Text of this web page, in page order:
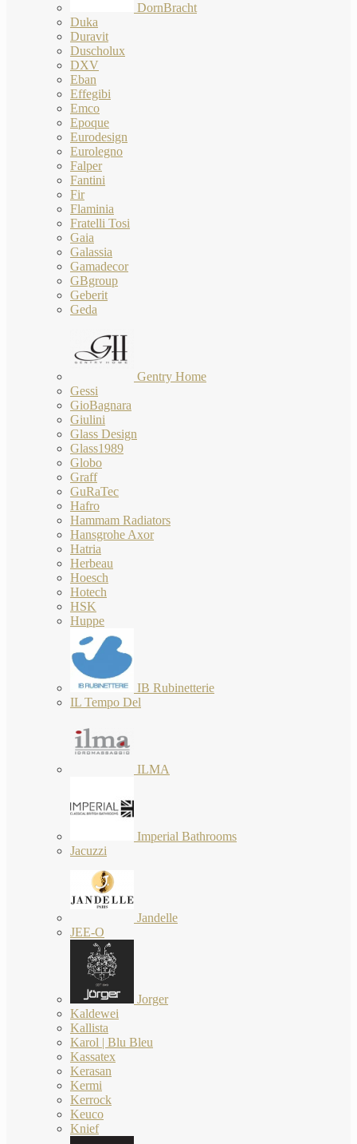
DornBracht
Duka
Duravit
Duscholux
DXV
Eban
Effegibi
Emco
Epoque
Eurodesign
Eurolegno
Falper
Fantini
Fir
Flaminia
Fratelli Tosi
Gaia
Galassia
Gamadecor
GBgroup
Geberit
Geda
Gentry Home
Gessi
GioBagnara
Giulini
Glass Design
Glass1989
Globo
Graff
GuRaTec
Hafro
Hammam Radiators
Hansgrohe Axor
Hatria
Herbeau
Hoesch
Hotech
HSK
Huppe
IB Rubinetterie
IL Tempo Del
ILMA
Imperial Bathrooms
Jacuzzi
Jandelle
JEE-O
Jorger
Kaldewei
Kallista
Karol | Blu Bleu
Kassatex
Kerasan
Kermi
Kerrock
Keuco
Knief